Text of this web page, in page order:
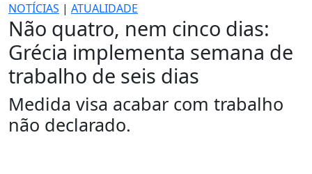
NOTÍCIAS | ATUALIDADE
Não quatro, nem cinco dias:
Grécia implementa semana de
trabalho de seis dias
Medida visa acabar com trabalho
não declarado.